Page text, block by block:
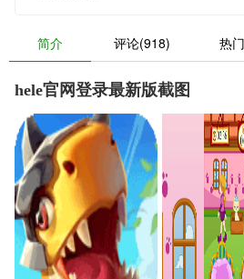
简介 评论(918) 热
hele官网登录最新版截图